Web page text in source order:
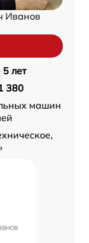
Иванов
5 лет
380
машин